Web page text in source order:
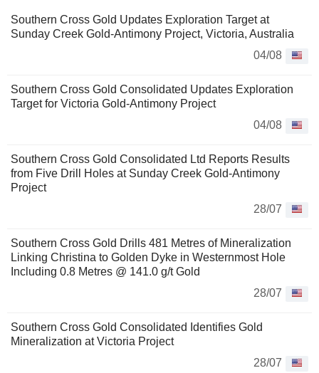
Southern Cross Gold Updates Exploration Target at
Sunday Creek Gold-Antimony Project, Victoria, Australia
04/08
Southern Cross Gold Consolidated Updates Exploration
Target for Victoria Gold-Antimony Project
04/08
Southern Cross Gold Consolidated Ltd Reports Results
from Five Drill Holes at Sunday Creek Gold-Antimony
Project
28/07
Southern Cross Gold Drills 481 Metres of Mineralization
Linking Christina to Golden Dyke in Westernmost Hole
Including 0.8 Metres @ 141.0 g/t Gold
28/07
Southern Cross Gold Consolidated Identifies Gold
Mineralization at Victoria Project
28/07